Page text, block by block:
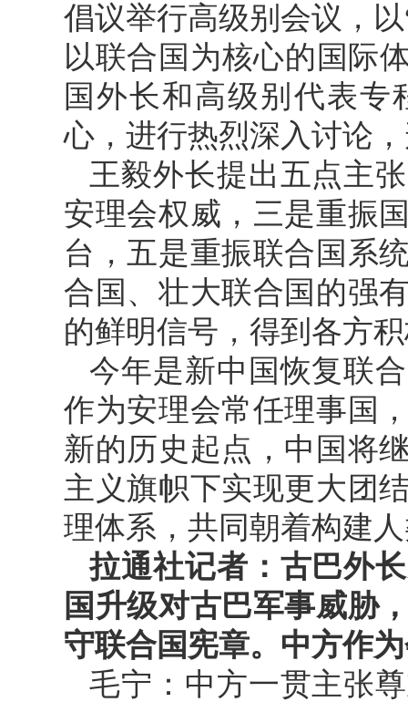
倡议举行高级别会议，
以联合国为核心的国际
国外长和高级别代表
心，进行热烈深入讨论
王毅外长提出五点主
安理会权威，三是重振
台，五是重振联合国系
合国、壮大联合国的强
的鲜明信号，得到各方
今年是新中国恢复联
作为安理会常任理事国
新的历史起点，中国将
主义旗帜下实现更大团
理体系，共同朝着构建
拉通社记者：古巴外
国升级对古巴军事威胁
守联合国宪章。中方作
毛宁：中方一贯主张